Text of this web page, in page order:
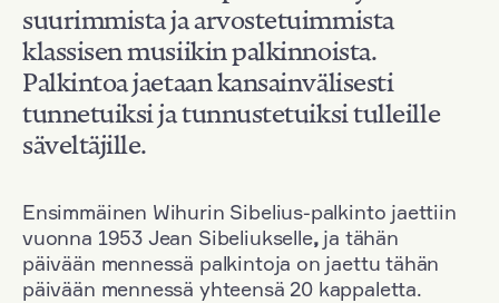
suurimmista ja arvostetuimmista
klassisen musiikin palkinnoista.
Palkintoa jaetaan kansainvälisesti
tunnetuiksi ja tunnustetuiksi tulleille
säveltäjille.
Ensimmäinen Wihurin Sibelius-palkinto jaettiin
vuonna 1953 Jean Sibeliukselle, ja tähän
päivään mennessä palkintoja on jaettu tähän
päivään mennessä yhteensä 20 kappaletta.